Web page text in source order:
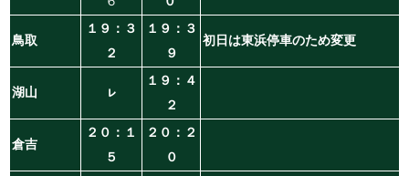
鳥取
１９：３
２
１９：３
９
初日は東浜停車のため変更
湖山 ㇾ
１９：４
２
倉吉
２０：１
５
２０：２
０